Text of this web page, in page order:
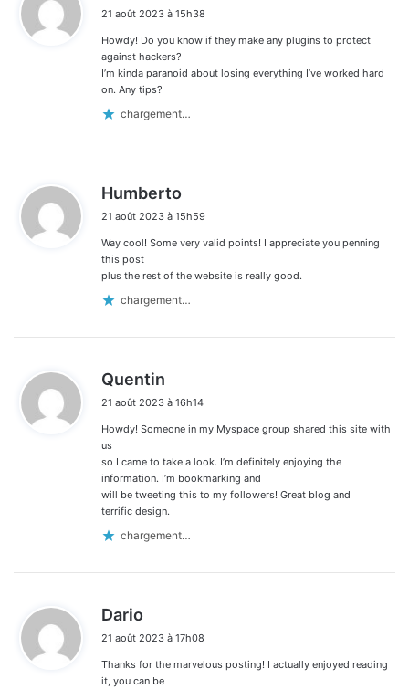
t
21 août 2023 à 15h38
Howdy! Do you know if they make any plugins to protect
against hackers?
I’m kinda paranoid about losing everything I’ve worked hard
on. Any tips?
chargement…
Humberto
t
21 août 2023 à 15h59
Way cool! Some very valid points! I appreciate you penning
this post
plus the rest of the website is really good.
chargement…
Quentin
t
21 août 2023 à 16h14
Howdy! Someone in my Myspace group shared this site with
us
so I came to take a look. I’m definitely enjoying the
information. I’m bookmarking and
will be tweeting this to my followers! Great blog and
terrific design.
chargement…
Dario
t
:
21 août 2023 à 17h08
Thanks for the marvelous posting! I actually enjoyed reading
it, you can be